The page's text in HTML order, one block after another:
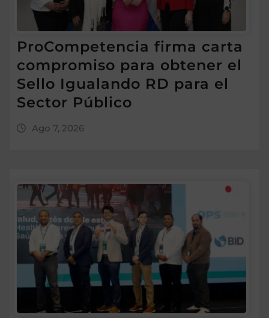
ProCompetencia firma carta
compromiso para obtener el
Sello Igualando RD para el
Sector Público
Ago 7, 2026